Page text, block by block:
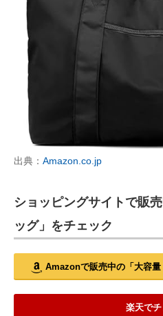
出典： Amazon.co.jp
ショッピングサイトで販
ッグ」をチェック
Amazonで販売中の「大容量
楽天でチ